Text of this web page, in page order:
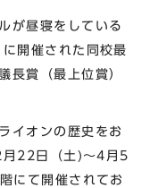
が昼寝をしている
開催された同校最
長賞（最上位賞）
イオンの歴史をお
月22日（土)～4月5
にて開催されてお